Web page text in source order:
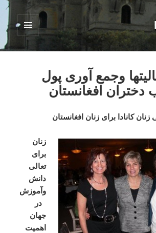
فهرست
ابزارک‌ها
وجمع آوری پول
دختران افغانستان
کانادا برای زنان افغانستان
زنان
برای
تعالی
دانش
وآموزش
در
جهان
اهمیت